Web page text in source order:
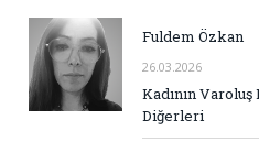
Fuldem Özkan
26.03.2026
Kadının
Diğerleri